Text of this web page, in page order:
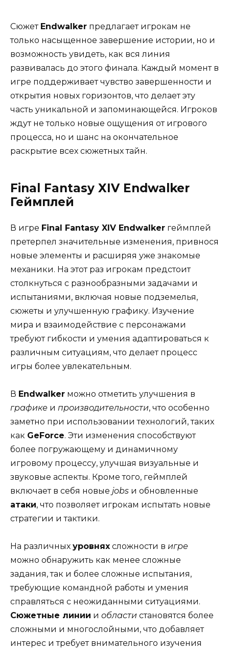
Сюжет Endwalker предлагает игрокам не
только насыщенное завершение истории, но и
возможность увидеть, как вся линия
развивалась до этого финала. Каждый момент в
игре поддерживает чувство завершенности и
открытия новых горизонтов, что делает эту
часть уникальной и запоминающейся. Игроков
ждут не только новые ощущения от игрового
процесса, но и шанс на окончательное
раскрытие всех сюжетных тайн.
Final Fantasy XIV Endwalker
Геймплей
В игре Final Fantasy XIV Endwalker геймплей
претерпел значительные изменения, привнося
новые элементы и расширяя уже знакомые
механики. На этот раз игрокам предстоит
столкнуться с разнообразными задачами и
испытаниями, включая новые подземелья,
сюжеты и улучшенную графику. Изучение
мира и взаимодействие с персонажами
требуют гибкости и умения адаптироваться к
различным ситуациям, что делает процесс
игры более увлекательным.
В Endwalker можно отметить улучшения в
графике и производительности, что особенно
заметно при использовании технологий, таких
как GeForce. Эти изменения способствуют
более погружающему и динамичному
игровому процессу, улучшая визуальные и
звуковые аспекты. Кроме того, геймплей
включает в себя новые jobs и обновленные
атаки, что позволяет игрокам испытать новые
стратегии и тактики.
На различных уровнях сложности в игре
можно обнаружить как менее сложные
задания, так и более сложные испытания,
требующие командной работы и умения
справляться с неожиданными ситуациями.
Сюжетные линии и области становятся более
сложными и многослойными, что добавляет
интерес и требует внимательного изучения